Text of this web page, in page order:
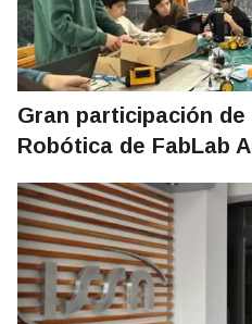
Gran participación
Robótica de FabLab